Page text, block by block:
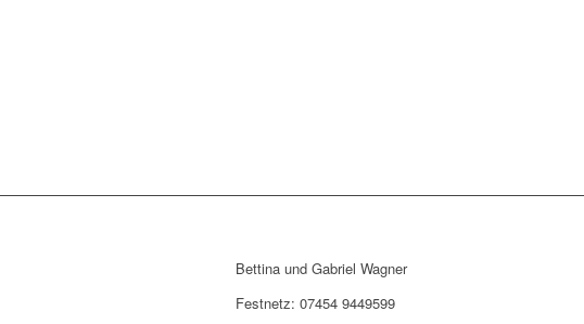
Bettina und Gabriel Wagner
Festnetz: 07454 9449599